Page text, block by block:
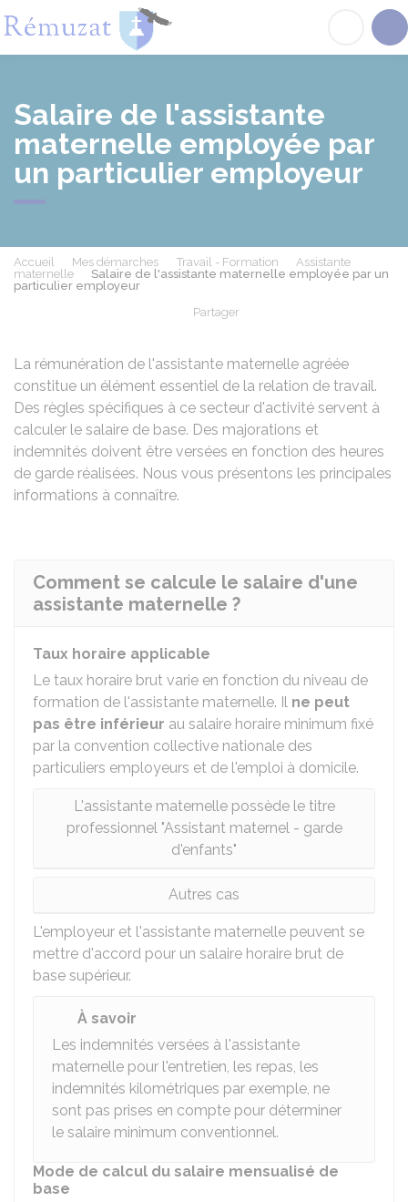
Salaire de l'assistante
maternelle employée par
un particulier employeur
Accueil Mes démarches Travail - Formation
Assistante
maternelle
Salaire de l'assistante maternelle employée par un
particulier employeur
Partager
La rémunération de l'assistante maternelle agréée
constitue un élément essentiel de la relation de travail.
Des règles spécifiques à ce secteur d'activité servent à
calculer le salaire de base. Des majorations et
indemnités doivent être versées en fonction des heures
de garde réalisées. Nous vous présentons les principales
informations à connaître.
Comment se calcule le salaire d'une
assistante maternelle ?
Taux horaire applicable
Le taux horaire brut varie en fonction du niveau de
formation de l'assistante maternelle. Il ne peut
pas être inférieur au salaire horaire minimum fixé
par la convention collective nationale des
particuliers employeurs et de l'emploi à domicile.
L'assistante maternelle possède le titre
professionnel "Assistant maternel - garde
d'enfants"
Autres cas
L'employeur et l'assistante maternelle peuvent se
mettre d'accord pour un salaire horaire brut de
base supérieur.
À savoir
Les indemnités versées à l'assistante
maternelle pour l'entretien, les repas, les
indemnités kilométriques par exemple, ne
sont pas prises en compte pour déterminer
le salaire minimum conventionnel.
Mode de calcul du salaire mensualisé de
base